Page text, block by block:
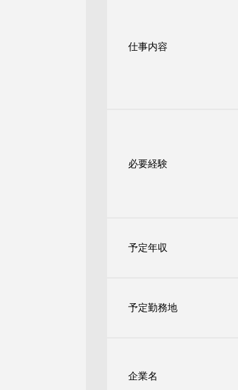
仕事内容
必要経験
予定年収
予定勤務地
企業名